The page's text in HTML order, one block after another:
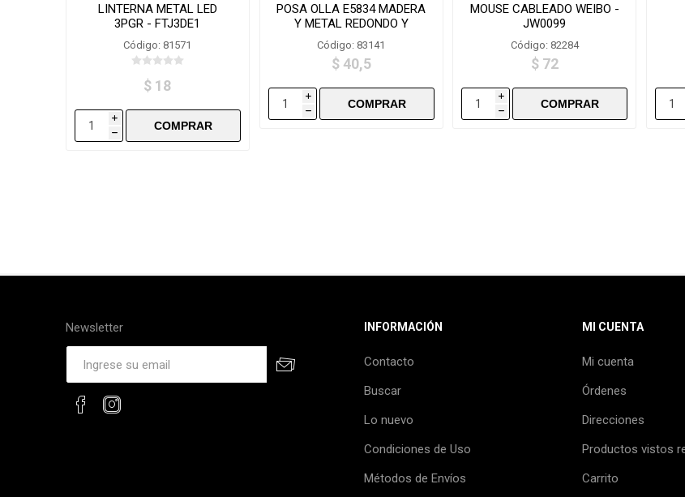
LINTERNA METAL LED
3PGR - FTJ3DE1
Código: 81571
$ 18
i
h
POSA OLLA E5834 MADERA
Y METAL REDONDO Y
CUADRADO
Código: 83141
$ 40,5
i
h
MOUSE CABLEADO WEIBO -
JW0099
Código: 82284
$ 72
i
h
Newsletter INFORMACIÓN
Contacto
Buscar
Lo nuevo
Condiciones de Uso
Métodos de Envíos
MI CUENTA
Mi cuenta
Órdenes
Direcciones
Productos vistos
Carrito